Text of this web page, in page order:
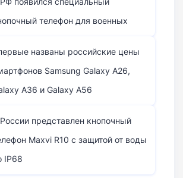
телефон для военных
названы российские цены
Samsung Galaxy A26,
A36 и Galaxy A56
представлен кнопочный
Maxvi R10 с защитой от воды
IP68